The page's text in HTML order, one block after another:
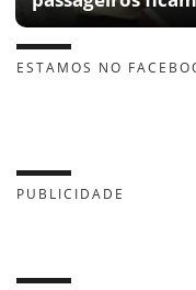
ESTAMOS NO
PUBLICIDADE